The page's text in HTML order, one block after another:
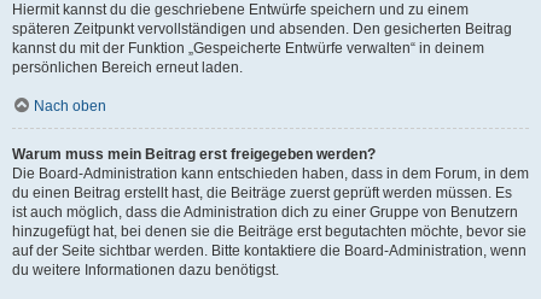
Hiermit kannst du die geschriebene Entwürfe speichern und zu einem
späteren Zeitpunkt vervollständigen und absenden. Den gesicherten Beitrag
kannst du mit der Funktion „Gespeicherte Entwürfe verwalten“ in deinem
persönlichen Bereich erneut laden.
Nach oben
Warum muss mein Beitrag erst freigegeben werden?
Die Board-Administration kann entschieden haben, dass in dem Forum, in dem
du einen Beitrag erstellt hast, die Beiträge zuerst geprüft werden müssen. Es
ist auch möglich, dass die Administration dich zu einer Gruppe von Benutzern
hinzugefügt hat, bei denen sie die Beiträge erst begutachten möchte, bevor sie
auf der Seite sichtbar werden. Bitte kontaktiere die Board-Administration, wenn
du weitere Informationen dazu benötigst.